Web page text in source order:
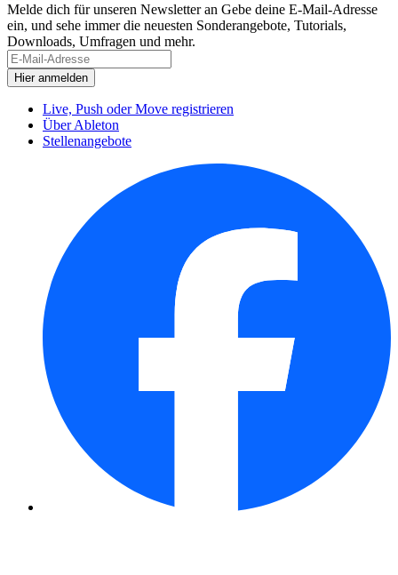
Melde dich für unseren Newsletter an Gebe deine E-Mail-Adresse
ein, und sehe immer die neuesten Sonderangebote, Tutorials,
Downloads, Umfragen und mehr.
Live, Push oder Move registrieren
Über Ableton
Stellenangebote